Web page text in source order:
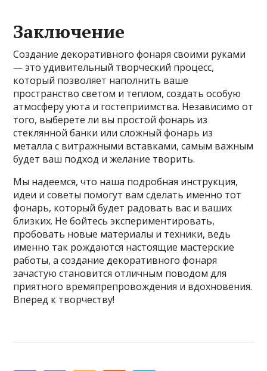
Заключение
Создание декоративного фонаря своими руками
— это удивительный творческий процесс,
который позволяет наполнить ваше
пространство светом и теплом, создать особую
атмосферу уюта и гостеприимства. Независимо от
того, выберете ли вы простой фонарь из
стеклянной банки или сложный фонарь из
металла с витражными вставками, самым важным
будет ваш подход и желание творить.
Мы надеемся, что наша подробная инструкция,
идеи и советы помогут вам сделать именно тот
фонарь, который будет радовать вас и ваших
близких. Не бойтесь экспериментировать,
пробовать новые материалы и техники, ведь
именно так рождаются настоящие мастерские
работы, а создание декоративного фонаря
зачастую становится отличным поводом для
приятного времяпрепровождения и вдохновения.
Вперед к творчеству!